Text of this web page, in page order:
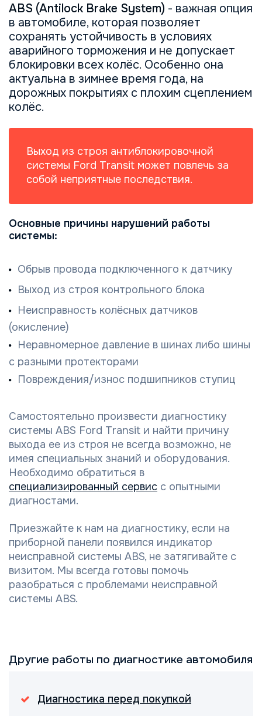
ABS (Antilock Brake System) - важная опция
в автомобиле, которая позволяет
сохранять устойчивость в условиях
аварийного торможения и не допускает
блокировки всех колёс. Особенно она
актуальна в зимнее время года, на
дорожных покрытиях с плохим сцеплением
колёс.
Выход из строя антиблокировочной
системы Ford Transit может повлечь за
собой неприятные последствия.
Основные причины нарушений работы
системы:
Обрыв провода подключенного к датчику
Выход из строя контрольного блока
Неисправность колёсных датчиков
(окисление)
Неравномерное давление в шинах либо шины
с разными протекторами
Повреждения/износ подшипников ступиц
Самостоятельно произвести диагностику
системы ABS Ford Transit и найти причину
выхода ее из строя не всегда возможно, не
имея специальных знаний и оборудования.
Необходимо обратиться в
специализированный сервис с опытными
диагностами.
Приезжайте к нам на диагностику, если на
приборной панели появился индикатор
неисправной системы ABS, не затягивайте с
визитом. Мы всегда готовы помочь
разобраться с проблемами неисправной
системы ABS.
Другие работы по диагностике автомобиля
Диагностика перед покупкой